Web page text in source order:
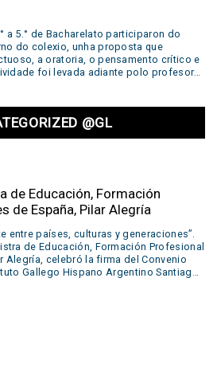
productions by famous writers such
William Shakespeare, John
productions prepared by the
shown in our concert: live
reading of poems, podcasts, escape
trial. Many of these were developed in
a 5.° de Bacharelato participaron do
do colexio, unha proposta que
a oratoria, o pensamento crítico e
foi levada adiante polo profesor
@GL
de Educación, Formación
de España, Pilar Alegría
entre países, culturas y generaciones”.
de Educación, Formación Profesional
Alegría, celebró la firma del Convenio
Gallego Hispano Argentino Santiago